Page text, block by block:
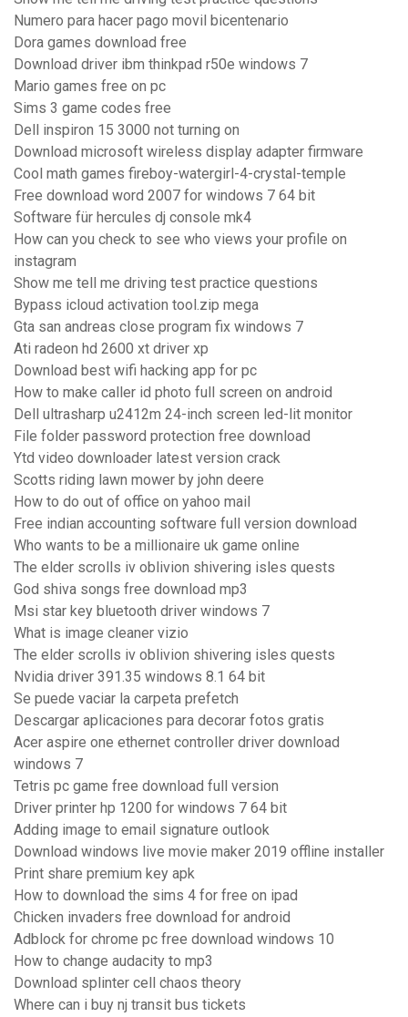
Numero para hacer pago movil bicentenario
Dora games download free
Download driver ibm thinkpad r50e windows 7
Mario games free on pc
Sims 3 game codes free
Dell inspiron 15 3000 not turning on
Download microsoft wireless display adapter firmware
Cool math games fireboy-watergirl-4-crystal-temple
Free download word 2007 for windows 7 64 bit
Software für hercules dj console mk4
How can you check to see who views your profile on
instagram
Show me tell me driving test practice questions
Bypass icloud activation tool.zip mega
Gta san andreas close program fix windows 7
Ati radeon hd 2600 xt driver xp
Download best wifi hacking app for pc
How to make caller id photo full screen on android
Dell ultrasharp u2412m 24-inch screen led-lit monitor
File folder password protection free download
Ytd video downloader latest version crack
Scotts riding lawn mower by john deere
How to do out of office on yahoo mail
Free indian accounting software full version download
Who wants to be a millionaire uk game online
The elder scrolls iv oblivion shivering isles quests
God shiva songs free download mp3
Msi star key bluetooth driver windows 7
What is image cleaner vizio
The elder scrolls iv oblivion shivering isles quests
Nvidia driver 391.35 windows 8.1 64 bit
Se puede vaciar la carpeta prefetch
Descargar aplicaciones para decorar fotos gratis
Acer aspire one ethernet controller driver download
windows 7
Tetris pc game free download full version
Driver printer hp 1200 for windows 7 64 bit
Adding image to email signature outlook
Download windows live movie maker 2019 offline installer
Print share premium key apk
How to download the sims 4 for free on ipad
Chicken invaders free download for android
Adblock for chrome pc free download windows 10
How to change audacity to mp3
Download splinter cell chaos theory
Where can i buy nj transit bus tickets